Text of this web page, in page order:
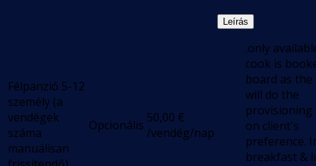
Félpanzió 5-12
személy (a
vendégek
száma
manuálisan
Opcionális 50,00 €
/vendég/nap
Leírás
.only
cook is
board as the
will do the
provisioning
on client's
preference.
breakfast &